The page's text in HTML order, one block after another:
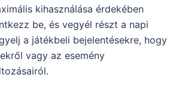
kihasználása érdekében
be, és vegyél részt a napi
a játékbeli bejelentésekre, hogy
vagy az esemény